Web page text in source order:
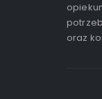
oraz